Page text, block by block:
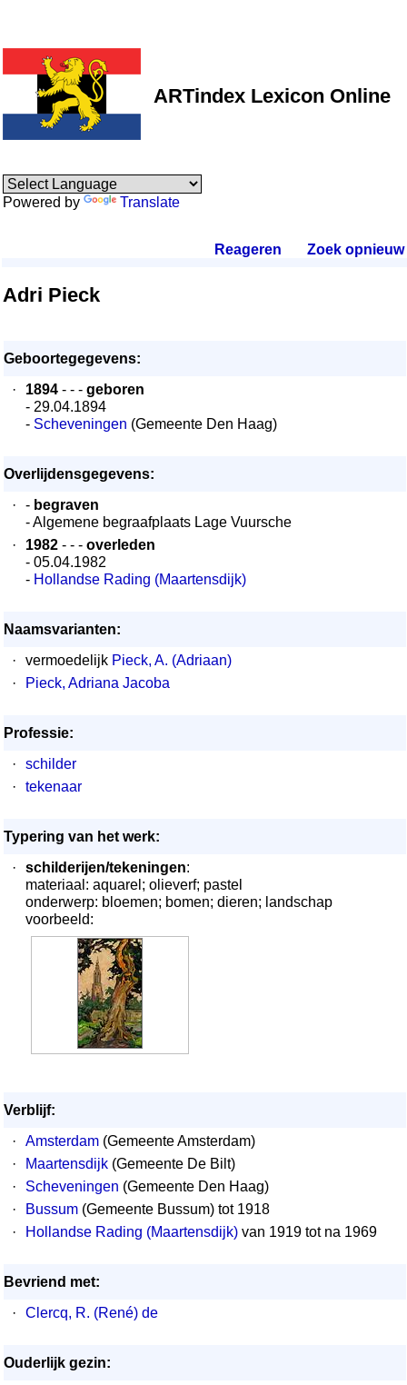
ARTindex Lexicon Online
Powered by Translate
Reageren Zoek opnieuw.
Adri Pieck
Geboortegegevens:
·
1894 - - - geboren
- 29.04.1894
- Scheveningen (Gemeente Den Haag)
Overlijdensgegevens:
·
- begraven
- Algemene begraafplaats Lage Vuursche
·
1982 - - - overleden
- 05.04.1982
- Hollandse Rading (Maartensdijk)
Naamsvarianten:
·
vermoedelijk Pieck, A. (Adriaan)
·
Pieck, Adriana Jacoba
Professie:
·
schilder
·
tekenaar
Typering van het werk:
·
schilderijen/tekeningen:
materiaal: aquarel; olieverf; pastel
onderwerp: bloemen; bomen; dieren; landschap
voorbeeld:
Verblijf:
·
Amsterdam (Gemeente Amsterdam)
·
Maartensdijk (Gemeente De Bilt)
·
Scheveningen (Gemeente Den Haag)
·
Bussum (Gemeente Bussum) tot 1918
·
Hollandse Rading (Maartensdijk) van 1919 tot na 1969
Bevriend met:
·
Clercq, R. (René) de
Ouderlijk gezin: